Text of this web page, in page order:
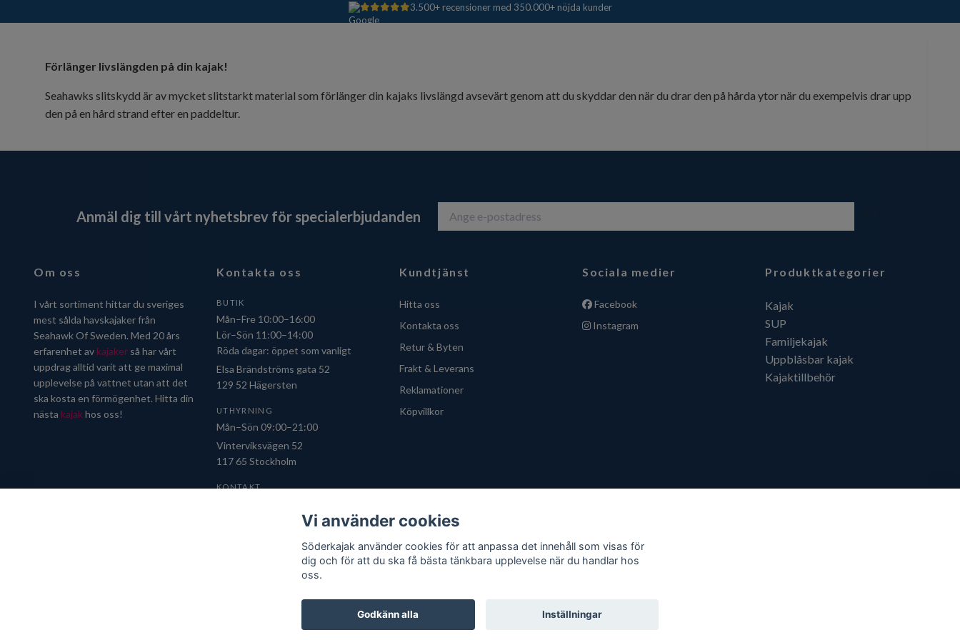
3.500+ recensioner med 350.000+ nöjda kunder
Förlänger livslängden på din kajak!
Seahawks slitskydd är av mycket slitstarkt material som förlänger din kajaks livslängd avsevärt genom att du skyddar den när du drar den på hårda ytor när du exempelvis drar upp
den på en hård strand efter en paddeltur.
Anmäl dig till vårt nyhetsbrev för specialerbjudanden
Om oss
I vårt sortiment hittar du sveriges
mest sålda havskajaker från
Seahawk Of Sweden. Med 20 års
erfarenhet av kajaker så har vårt
uppdrag alltid varit att ge maximal
upplevelse på vattnet utan att det
ska kosta en förmögenhet. Hitta din
nästa kajak hos oss!
Kontakta oss
BUTIK
Mån–Fre 10:00–16:00
Lör–Sön 11:00–14:00
Röda dagar: öppet som vanligt
Elsa Brändströms gata 52
129 52 Hägersten
UTHYRNING
Mån–Sön 09:00–21:00
Vinterviksvägen 52
117 65 Stockholm
KONTAKT
Org.nr: 556936-8573
info@soderkajak.se
Kundtjänst
Hitta oss
Kontakta oss
Retur & Byten
Frakt & Leverans
Reklamationer
Köpvillkor
Sociala medier
Facebook
Instagram
Produktkategorier
Kajak
SUP
Familjekajak
Uppblåsbar kajak
Kajaktillbehör
Vi använder cookies
Söderkajak använder cookies för att anpassa det innehåll som visas för
dig och för att du ska få bästa tänkbara upplevelse när du handlar hos
oss.
Godkänn alla Inställningar